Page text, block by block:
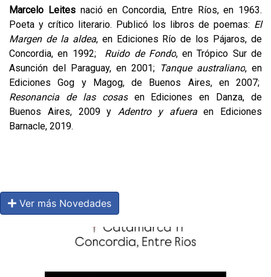
Marcelo Leites nació en Concordia, Entre Ríos, en 1963.
Poeta y crítico literario. Publicó los libros de poemas: El
Margen de la aldea, en Ediciones Río de los Pájaros, de
Concordia, en 1992; Ruido de Fondo, en Trópico Sur de
Asunción del Paraguay, en 2001; Tanque australiano, en
Resonancia de las cosas en Ediciones en Danza, de
Buenos Aires, 2009 y Adentro y afuera en Ediciones
Barnacle, 2019.
Ver más Novedades